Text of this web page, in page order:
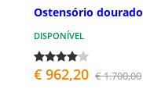
Ostensório dourado
DISPONÍVEL
€ 962,20 € 1.700,00